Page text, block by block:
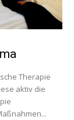
Therapie
aktiv die